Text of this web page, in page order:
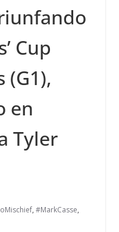
Cup
(G1),
en
Tyler
, #MarkCasse,